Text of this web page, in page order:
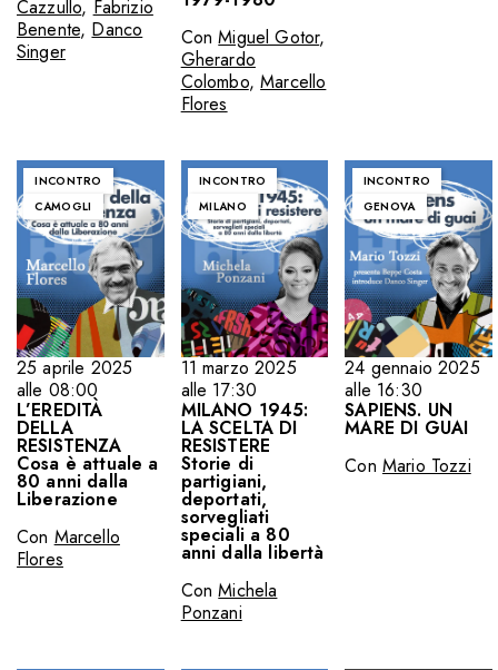
Cazzullo, Fabrizio
Benente, Danco
Singer
ConMiguel Gotor,
Gherardo
Colombo,Marcello
Flores
25 aprile 2025
alle 08:00
L’EREDITÀ
DELLA
RESISTENZA
Cosa è attuale a
80 anni dalla
Liberazione
INCONTRO
CAMOGLI
Con Marcello
Flores
11 marzo 2025
alle 17:30
MILANO 1945:
LA SCELTA DI
RESISTERE
Storie di
partigiani,
deportati,
sorvegliati
speciali a 80
anni dalla libertà
INCONTRO
MILANO
ConMichela
Ponzani
24 gennaio 2025
alle 16:30
SAPIENS. UN
MARE DI GUAI
INCONTRO
GENOVA
Con Mario Tozzi